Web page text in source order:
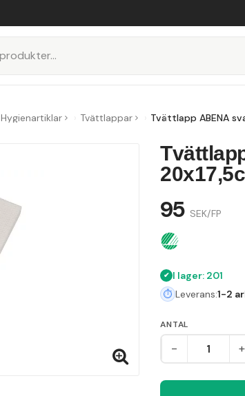
Hygienartiklar Tvättlappar Tvättlapp ABENA
95 SEK/FP
I lager: 201
Leverans:1-2
ANTAL
- +